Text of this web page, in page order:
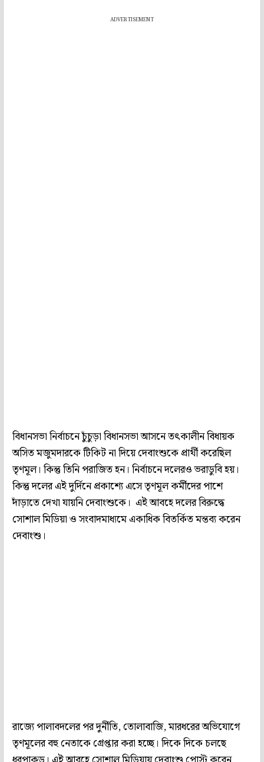
ADVERTISEMENT
বিধানসভা নির্বাচনে চুঁচুড়া বিধানসভা আসনে তৎকালীন বিধায়ক
অসিত মজুমদারকে টিকিট না দিয়ে দেবাংশুকে প্রার্থী করেছিল
তৃণমূল। কিন্তু তিনি পরাজিত হন। নির্বাচনে দলেরও ভরাডুবি হয়।
কিন্তু দলের এই দুর্দিনে প্রকাশ্যে এসে তৃণমূল কর্মীদের পাশে
দাঁড়াতে দেখা যায়নি দেবাংশুকে। এই আবহে দলের বিরুদ্ধে
সোশাল মিডিয়া ও সংবাদমাধ্যমে একাধিক বিতর্কিত মন্তব্য করেন
দেবাংশু।
রাজ্যে পালাবদলের পর দুর্নীতি, তোলাবাজি, মারধরের অভিযোগে
তৃণমূলের বহু নেতাকে গ্রেপ্তার করা হচ্ছে। দিকে দিকে চলছে